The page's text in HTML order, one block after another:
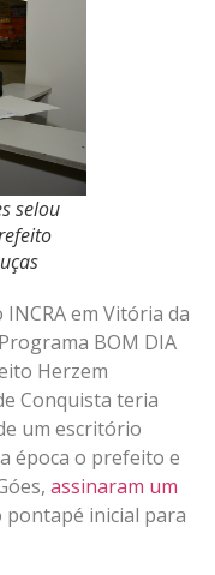
selou
em Vitória da
BOM DIA
Herzem
Conquista teria
um escritório
época o prefeito e
assinaram um
pontapé inicial para